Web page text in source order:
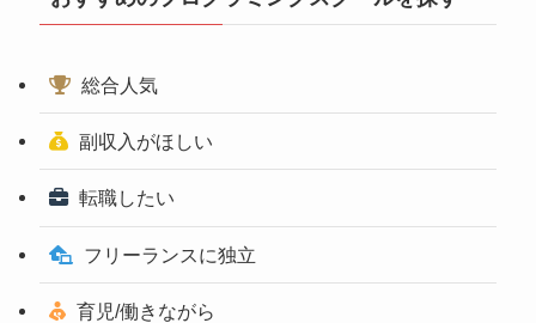
総合人気
副収入がほしい
転職したい
フリーランスに独立
育児/働きながら